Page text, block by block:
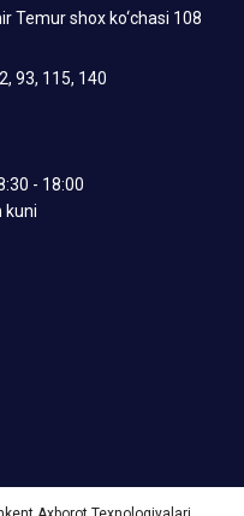
Temur shox ko‘chasi 108
93, 115, 140
- 18:00
kuni